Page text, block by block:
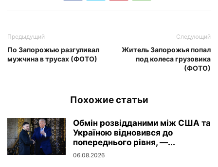
Предыдущий
По Запорожью разгуливал
мужчина в трусах (ФОТО)
Следующий
Житель Запорожья попал
под колеса грузовика
(ФОТО)
Похожие статьи
Обмін розвідданими між США та
Україною відновився до
попереднього рівня, —...
06.08.2026